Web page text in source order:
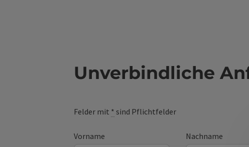
Unverbindliche
Felder mit * sind Pflichtfelder
Vorname Nachname